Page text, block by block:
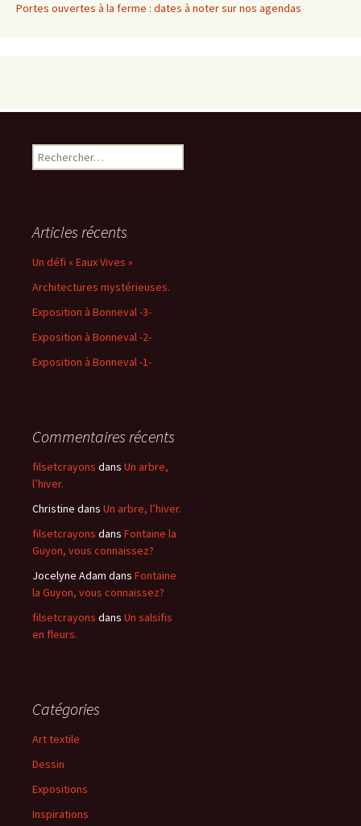
Portes ouvertes à la ferme : dates à noter sur nos agendas
Rechercher :
Articles récents
Un défi « Eaux Vives »
Architectures mystérieuses.
Exposition à Bonneval -3-
Exposition à Bonneval -2-
Exposition à Bonneval -1-
Commentaires récents
filsetcrayons dans Un arbre,
l’hiver.
Christine dans Un arbre, l’hiver.
filsetcrayons dans Fontaine la
Guyon, vous connaissez?
Jocelyne Adam dans Fontaine
la Guyon, vous connaissez?
filsetcrayons dans Un salsifis
en fleurs.
Catégories
Art textile
Dessin
Expositions
Inspirations